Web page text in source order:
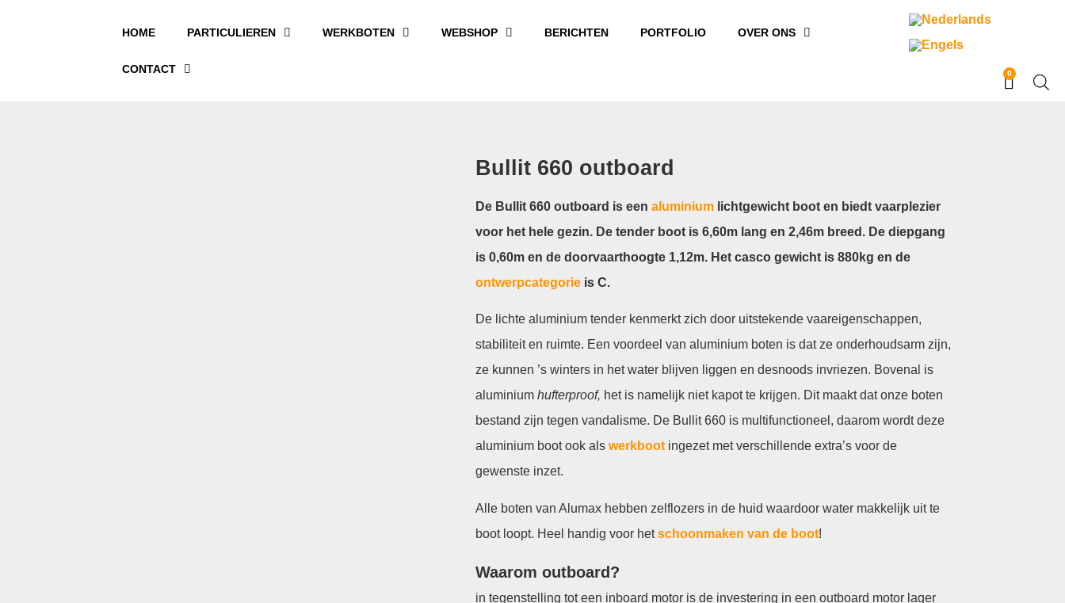
HOME PARTICULIEREN WERKBOTEN WEBSHOP BERICHTEN PORTFOLIO OVER ONS
CONTACT 0
Bullit 660 outboard
De Bullit 660 outboard is een aluminium lichtgewicht boot en biedt vaarplezier
voor het hele gezin. De tender boot is 6,60m lang en 2,46m breed. De diepgang
is 0,60m en de doorvaarthoogte 1,12m. Het casco gewicht is 880kg en de
ontwerpcategorie is C.
De lichte aluminium tender kenmerkt zich door uitstekende vaareigenschappen,
stabiliteit en ruimte. Een voordeel van aluminium boten is dat ze onderhoudsarm zijn,
ze kunnen ’s winters in het water blijven liggen en desnoods invriezen. Bovenal is
aluminium hufterproof, het is namelijk niet kapot te krijgen. Dit maakt dat onze boten
bestand zijn tegen vandalisme. De Bullit 660 is multifunctioneel, daarom wordt deze
aluminium boot ook als werkboot ingezet met verschillende extra’s voor de
gewenste inzet.
Alle boten van Alumax hebben zelflozers in de huid waardoor water makkelijk uit te
boot loopt. Heel handig voor hetschoonmaken van de boot!
Waarom outboard?
in tegenstelling tot een inboard motor is de investering in een outboard motor lager